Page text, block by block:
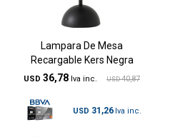
Lampara De Mesa
Recargable Kers Negra
USD 36,78 USD 40,87
USD 31,26